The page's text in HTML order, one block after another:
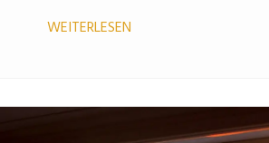
WEITERLESEN